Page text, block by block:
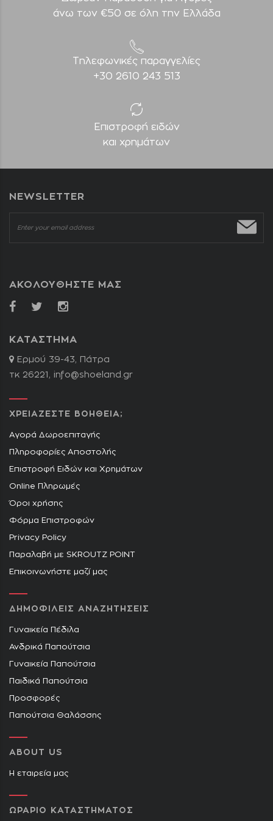
άνω των €50 σε όλη την Ελλάδα
Τηλεφωνικές παραγγελίες
+30 2610 243 513
Επιστροφή ειδών
και χρημάτων
NEWSLETTER
ΑΚΟΛΟΥΘΗΣΤΕ ΜΑΣ
ΚΑΤΑΣΤΗΜΑ
Ερμού 39-43, Πάτρα
τκ 26221, info@shoeland.gr
ΧΡΕΙΑΖΕΣΤΕ ΒΟΗΘΕΙΑ;
Αγορά Δωροεπιταγής
Πληροφορίες Αποστολής
Επιστροφή Ειδών και Χρημάτων
Online Πληρωμές
Όροι χρήσης
Φόρμα Επιστροφών
Privacy Policy
Παραλαβή με SKROUTZ POINT
Επικοινωνήστε μαζί μας
ΔΗΜΟΦΙΛΕΙΣ ΑΝΑΖΗΤΗΣΕΙΣ
Γυναικεία Πέδιλα
Ανδρικά Παπούτσια
Γυναικεία Παπούτσια
Παιδικά Παπούτσια
Προσφορές
Παπούτσια Θαλάσσης
ABOUT US
Η εταιρεία μας
ΩΡΑΡΙΟ ΚΑΤΑΣΤΗΜΑΤΟΣ